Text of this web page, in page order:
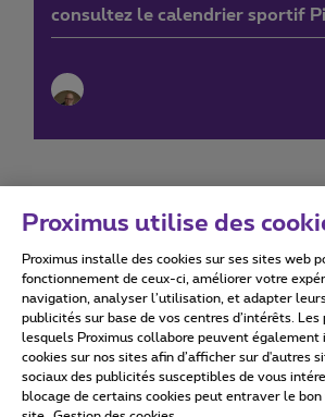
consultez le calendrier sportif
Conditions d'utilisation
Tous droits réservés. © 2026
Proximus utilise des
Proximus installe des cookies sur ses sites web
fonctionnement de ceux-ci, améliorer votre
navigation, analyser l’utilisation, et adapter
publicités sur base de vos centres d’intérêts.
lesquels Proximus collabore peuvent également
cookies sur nos sites afin d’afficher sur d'autres
sociaux des publicités susceptibles de vous
blocage de certains cookies peut entraver le